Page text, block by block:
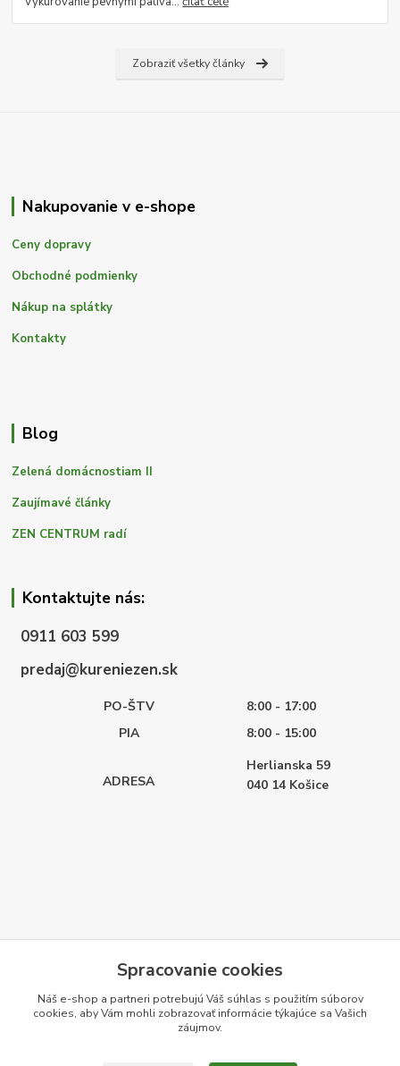
Zobraziť všetky články
Nakupovanie v e-shope
Ceny dopravy
Obchodné podmienky
Nákup na splátky
Kontakty
Blog
Zelená domácnostiam II
Zaujímavé články
ZEN CENTRUM radí
Kontaktujte nás:
0911 603 599
predaj@kureniezen.sk
PO-ŠTV
8:00 - 17:00
PIA
8:00 - 15:00
ADRESA
Herlianska 59
040 14 Košice
Spracovanie cookies
Náš e-shop a partneri potrebujú Váš súhlas s použitím súborov
cookies, aby Vám mohli zobrazovať informácie týkajúce sa Vašich
záujmov.